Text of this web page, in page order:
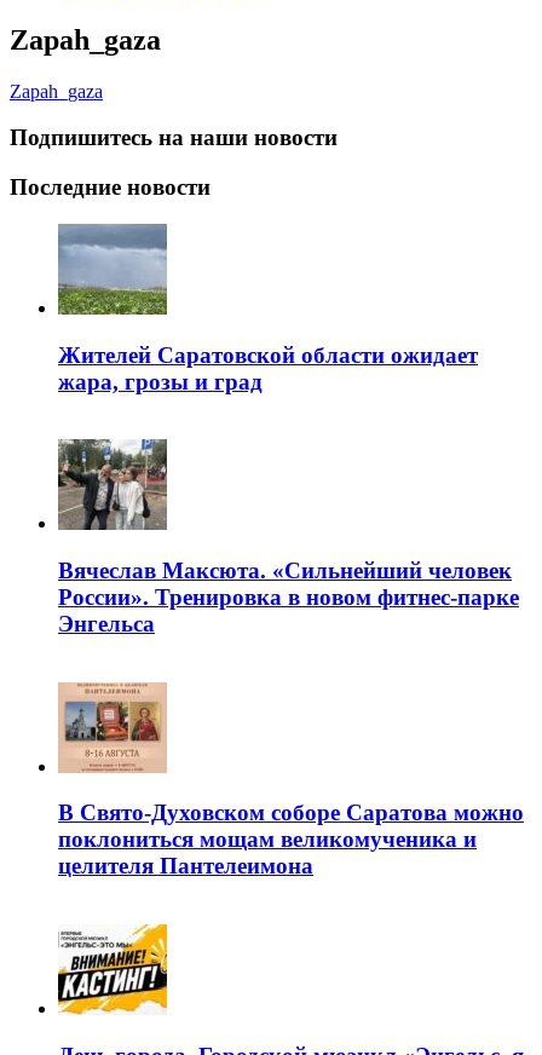
Zapah_gaza
Zapah_gaza
Подпишитесь на наши новости
Последние новости
Жителей Саратовской области ожидает
жара, грозы и град
Вячеслав Максюта. «Сильнейший человек
России». Тренировка в новом фитнес-парке
Энгельса
В Свято-Духовском соборе Саратова можно
поклониться мощам великомученика и
целителя Пантелеимона